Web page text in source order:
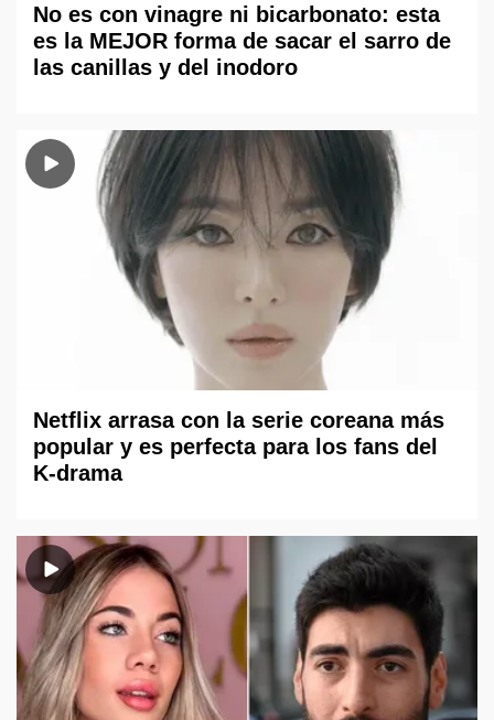
No es con vinagre ni bicarbonato: esta
es la MEJOR forma de sacar el sarro de
las canillas y del inodoro
Netflix arrasa con la serie coreana más
popular y es perfecta para los fans del
K-drama